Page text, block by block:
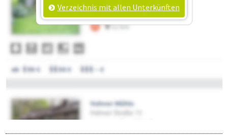
Verzeichnis mit allen Unterkünften